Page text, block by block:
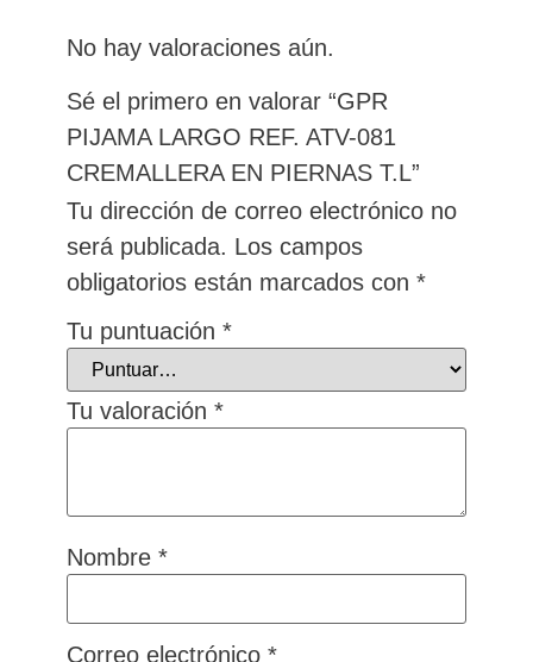
No hay valoraciones aún.
Sé el primero en valorar “GPR
PIJAMA LARGO REF. ATV-081
CREMALLERA EN PIERNAS T.L”
Tu dirección de correo electrónico no
será publicada. Los campos
obligatorios están marcados con *
Tu puntuación *
Tu valoración *
Nombre *
Correo electrónico *